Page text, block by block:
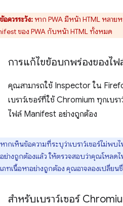
ข้อควรระวัง:หาก PWA มีหน้า HTML หลาย
ของ PWA กับหน้า HTML ทั้งหมด
การแก้ไขข้อบกพร่องของไ
คุณสามารถใช้ Inspector ใน
เบราว์เซอร์ที่ใช้ Chromium ทุกเบร
ไฟล์ Manifest อย่างถูกต้อง
หากเห็นข้อความที่ระบุว่าเบราว์เซอร์ไม่พ
ย่างถูกต้องแล้ว ให้ตรวจสอบว่าคุณโหลดไ
ภทเนื้อหาอย่างถูกต้อง คุณอาจลองเปลี่ยน
สำหรับเบราว์เซอร์